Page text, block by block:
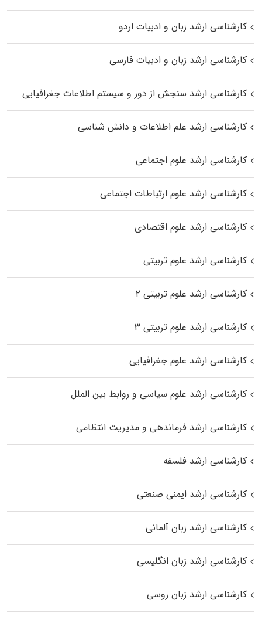
کارشناسی ارشد زبان و ادبیات اردو
کارشناسی ارشد زبان و ادبیات فارسی
کارشناسی ارشد سنجش از دور و سیستم اطلاعات جغرافیایی
کارشناسی ارشد علم اطلاعات و دانش شناسی
کارشناسی ارشد علوم اجتماعی
کارشناسی ارشد علوم ارتباطات اجتماعی
کارشناسی ارشد علوم اقتصادی
کارشناسی ارشد علوم تربیتی
کارشناسی ارشد علوم تربیتی ۲
کارشناسی ارشد علوم تربیتی ۳
کارشناسی ارشد علوم جغرافیایی
کارشناسی ارشد علوم سیاسی و روابط بین الملل
کارشناسی ارشد فرماندهی و مدیریت انتظامی
کارشناسی ارشد فلسفه
کارشناسی ارشد ایمنی صنعتی
کارشناسی ارشد زبان آلمانی
کارشناسی ارشد زبان انگلیسی
کارشناسی ارشد زبان روسی